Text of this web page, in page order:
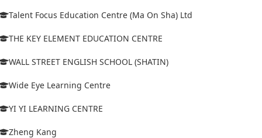
Talent Focus Education Centre (Ma On Sha) Ltd
THE KEY ELEMENT EDUCATION CENTRE
WALL STREET ENGLISH SCHOOL (SHATIN)
Wide Eye Learning Centre
YI YI LEARNING CENTRE
Zheng Kang